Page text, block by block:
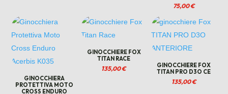
75,00€
GINOCCHIERA
PROTETTIVA MOTO
CROSS ENDURO
GINOCCHIERE FOX
TITAN RACE
135,00€
GINOCCHIERE FOX
TITAN PRO D3O CE
135,00€